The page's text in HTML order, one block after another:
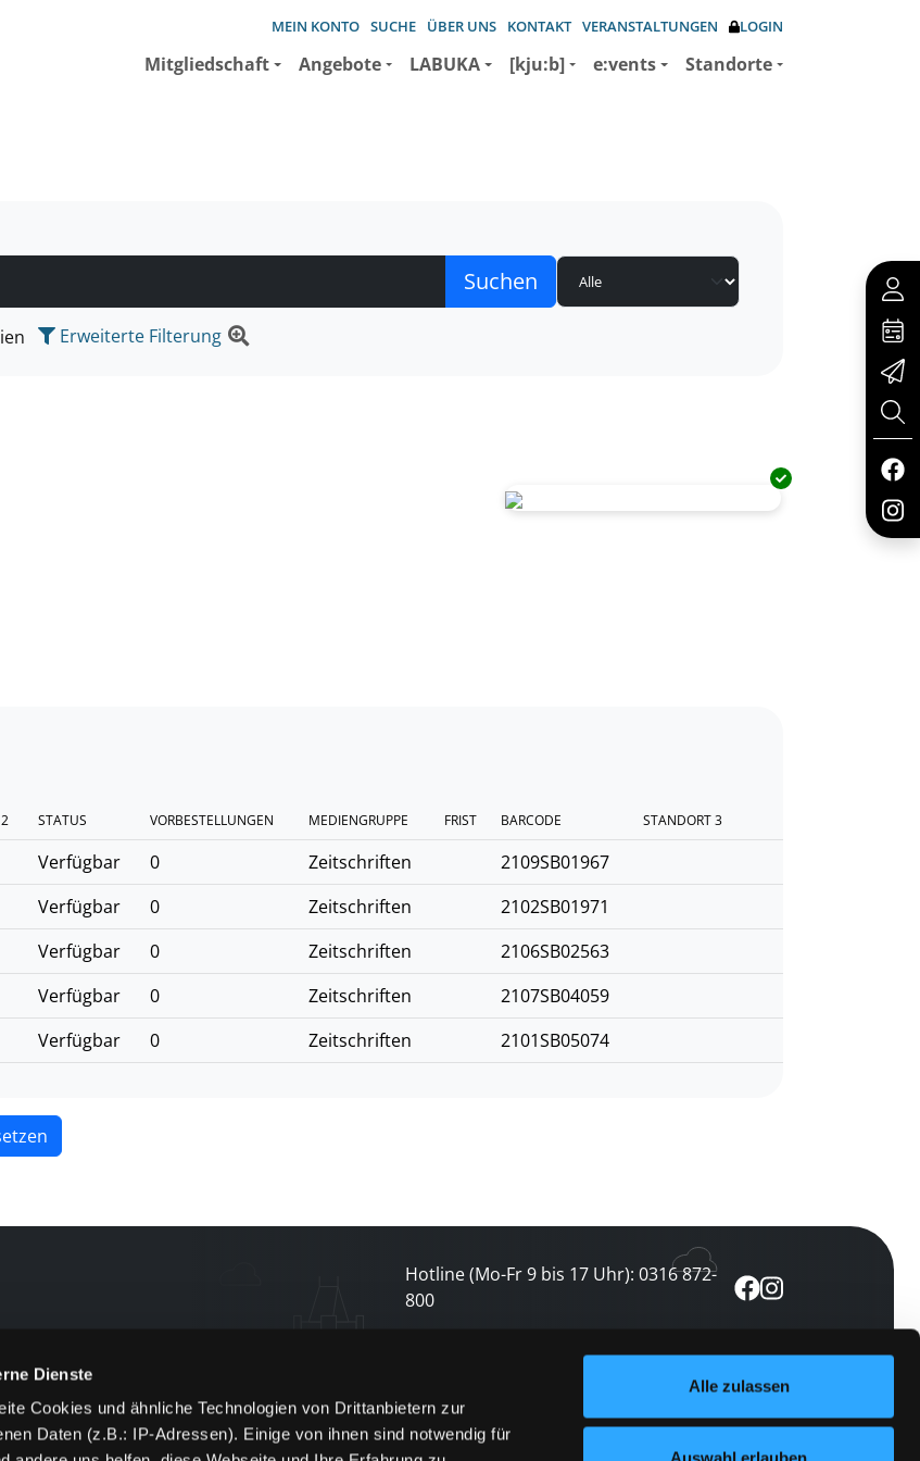
Dienste
Cookies und ähnliche Technologien von Drittanbietern zur
Daten (z.B.: IP-Adressen). Einige von ihnen sind notwendig für
Alle zulassen
Auswahl erlauben
MEIN KONTO SUCHE ÜBER UNS KONTAKT VERANSTALTUNGEN LOGIN
Mitgliedschaft Angebote LABUKA [kju:b] e:vents Standorte
wollen.Erweiterte Filterung
STATUS VORBESTELLUNGEN MEDIENGRUPPE FRIST BARCODE STANDORT 3
Verfügbar 0 Zeitschriften
2109SB01967
Verfügbar 0 Zeitschriften
2102SB01971
Verfügbar 0 Zeitschriften
2106SB02563
Verfügbar 0 Zeitschriften
2107SB04059
Verfügbar 0 Zeitschriften 2101SB05074
Hotline (Mo-Fr 9 bis 17 Uhr): 0316 872-
800
Newsletter abonnieren
und keine Veranstaltung verpassen